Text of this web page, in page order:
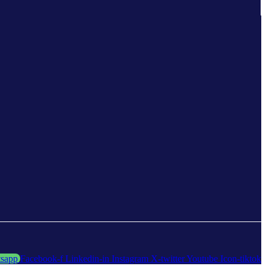
Facebook-f Linkedin-in Instagram X-twitterYoutube Icon-tiktok